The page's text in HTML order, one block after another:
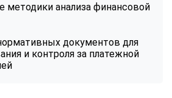
методики анализа финансовой
документов для
и контроля за платежной